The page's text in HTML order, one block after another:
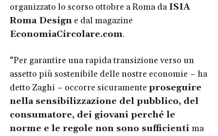
organizzato lo scorso ottobre a Roma da ISIA
Roma Design e dal magazine
EconomiaCircolare.com.
“Per garantire una rapida transizione verso un
assetto più sostenibile delle nostre economie − ha
detto Zaghi − occorre sicuramente proseguire
nella sensibilizzazione del pubblico, del
consumatore, dei giovani perché le
norme e le regole non sono sufficienti ma